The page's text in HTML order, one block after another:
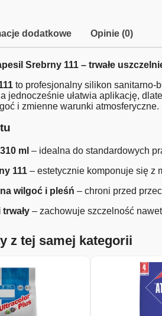
dodatkowe Opinie (0)
Srebrny 111 – trwałe
to profesjonalny silikon sanitarno-
jednocześnie ułatwia aplikację,
i zmienne warunki atmosferyczne.
ml – idealna do standardowych
111 – estetycznie komponuje się z
wilgoć i pleśń – chroni przed
– zachowuje szczelność
z tej samej kategorii